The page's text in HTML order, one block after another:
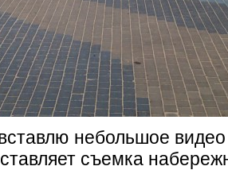
небольшое
съемка